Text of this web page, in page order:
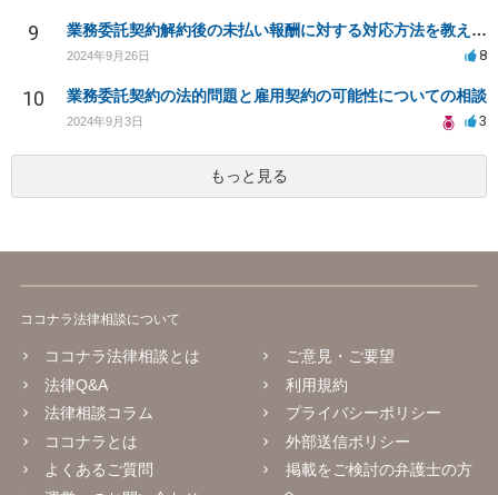
9 業務委託契約解約後の未払い報酬に対する対応方法を教えてください
2024年9月26日 8
10 業務委託契約の法的問題と雇用契約の可能性についての相談
2024年9月3日 3
もっと見る
ココナラ法律相談について
ココナラ法律相談とは
法律Q&A
法律相談コラム
ココナラとは
よくあるご質問
ご意見・ご要望
利用規約
プライバシーポリシー
外部送信ポリシー
掲載をご検討の弁護士の方